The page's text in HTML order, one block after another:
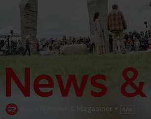
Nyheder & Magasiner •